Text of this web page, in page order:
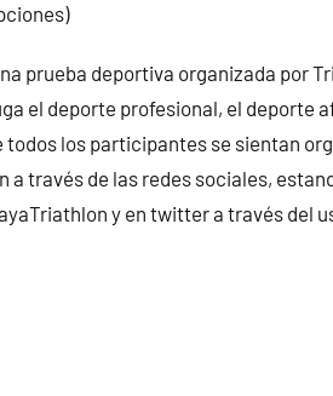
)
prueba deportiva organizada por
el deporte profesional, el deporte
los participantes se sientan
a través de las redes sociales,
y en twitter a través del